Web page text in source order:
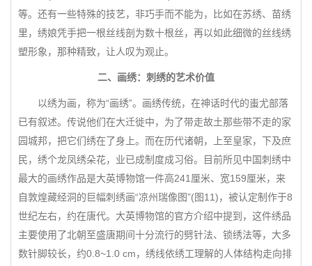
等。还有一些特殊的技艺，非巧手而不能为，比如在苏绣、苗绣
里，绣娘凭手把一根丝线剖为数十根丝，再以如此细微的丝线绣
塑形象，那种精致，让人叹为观止。
二、画绣：刺绣的艺术价值
以绣为画，称为“画绣”。画绣传统，在神话时代的蚩尤部落
已有叙述。传说他们在大迁徙中，为了带走故土那些带不走的家
园城邦，把它们绣在了身上。而在历代诸朝，上至皇家，下及庶
民，绣个龙凤绣朵花，业已成制度成习俗。目前所见中国刺绣中
最大的画绣作品是大英博物馆一件高241厘米、宽159厘米，来
自敦煌藏经洞的巨幅刺绣画“凉州瑞像图”(图11)，被认定制作于8
世纪左右，约在唐代。大英博物馆的官方介绍中提到，这件绣品
主要使用了北朝至盛唐期间十分流行的劈针法、锁绣法等，大多
数针脚较长，约0.8~1.0 cm，绣线依绣工理解的人体结构走向排